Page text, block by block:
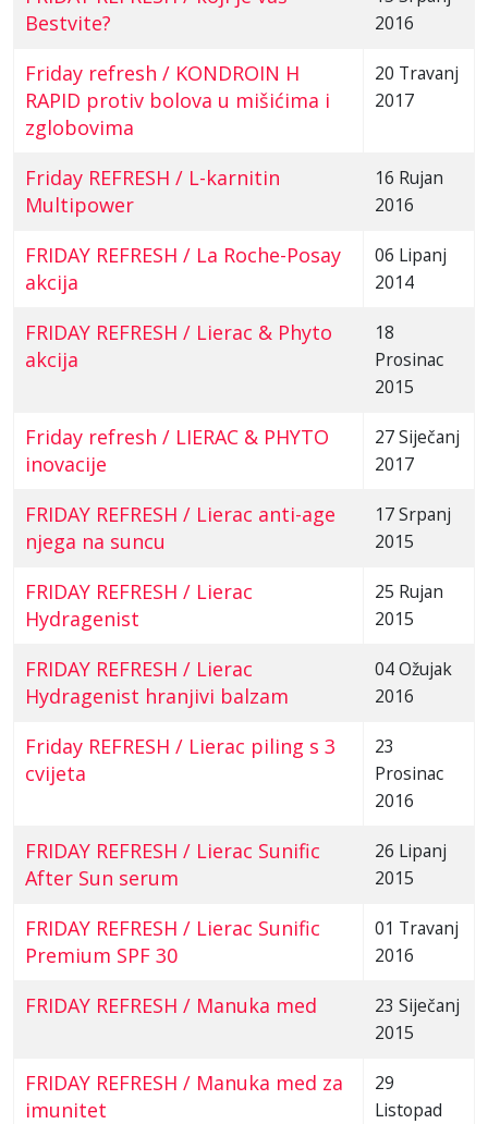
Bestvite?
2016
Friday refresh / KONDROIN H
RAPID protiv bolova u mišićima i
zglobovima
20 Travanj
2017
Friday REFRESH / L-karnitin
Multipower
16 Rujan
2016
FRIDAY REFRESH / La Roche-Posay
akcija
06 Lipanj
2014
FRIDAY REFRESH / Lierac & Phyto
akcija
18
Prosinac
2015
Friday refresh / LIERAC & PHYTO
inovacije
27 Siječanj
2017
FRIDAY REFRESH / Lierac anti-age
njega na suncu
17 Srpanj
2015
FRIDAY REFRESH / Lierac
Hydragenist
25 Rujan
2015
FRIDAY REFRESH / Lierac
Hydragenist hranjivi balzam
04 Ožujak
2016
Friday REFRESH / Lierac piling s 3
cvijeta
23
Prosinac
2016
FRIDAY REFRESH / Lierac Sunific
After Sun serum
26 Lipanj
2015
FRIDAY REFRESH / Lierac Sunific
Premium SPF 30
01 Travanj
2016
FRIDAY REFRESH / Manuka med
23 Siječanj
2015
FRIDAY REFRESH / Manuka med za
imunitet
29
Listopad